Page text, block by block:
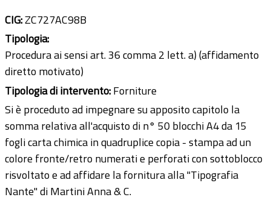
CIG:ZC727AC98B
Tipologia:
Procedura ai sensi art. 36 comma 2 lett. a) (affidamento
diretto motivato)
Tipologia di intervento:Forniture
Si è proceduto ad impegnare su apposito capitolo la
somma relativa all'acquisto di n° 50 blocchi A4 da 15
fogli carta chimica in quadruplice copia - stampa ad un
colore fronte/retro numerati e perforati con sottoblocco
risvoltato e ad affidare la fornitura alla "Tipografia
Nante" di Martini Anna & C.